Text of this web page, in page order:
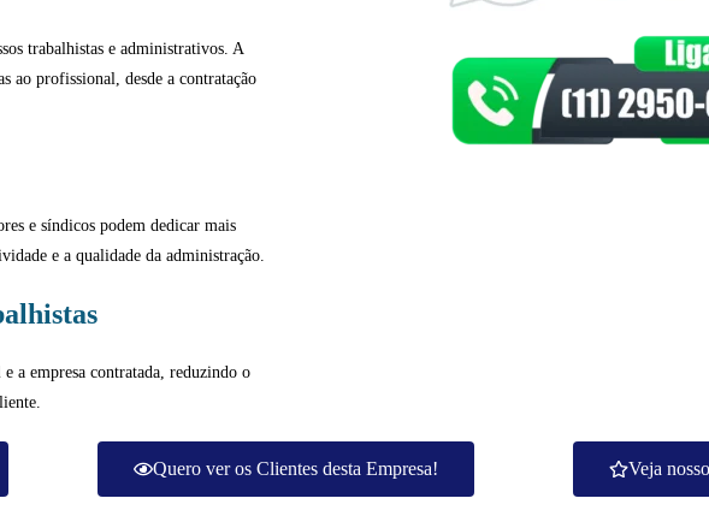
trabalhistas e administrativos. A
ao profissional, desde a contratação
e síndicos podem dedicar mais
e a qualidade da administração.
a empresa contratada, reduzindo o
Quero ver os Clientes desta Empresa! Veja